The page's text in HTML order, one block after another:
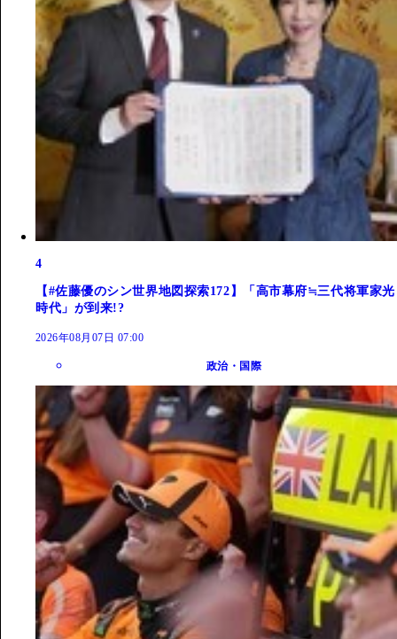
4
【#佐藤優のシン世界地図探索172】「高市幕府≒三代将軍家光
時代」が到来!?
2026年08月07日 07:00
政治・国際